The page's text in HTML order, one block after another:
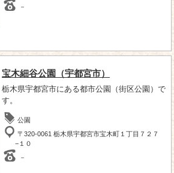
－
宝木細谷公園（宇都宮市）
栃木県宇都宮市にある都市公園（街区公園）で
す。
公園
〒320-0061 栃木県宇都宮市宝木町１丁目７２７
−１０
－